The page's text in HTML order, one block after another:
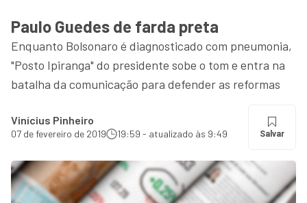
Paulo Guedes de farda preta
Enquanto Bolsonaro é diagnosticado com pneumonia,
"Posto Ipiranga" do presidente sobe o tom e entra na
batalha da comunicação para defender as reformas
Vinícius Pinheiro
07 de fevereiro de 2019 19:59 - atualizado às 9:49 Salvar